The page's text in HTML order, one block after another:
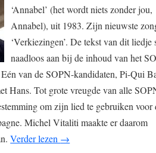
‘Annabel’ (het wordt niets zonder jou,
Annabel), uit 1983. Zijn nieuwste
‘Verkiezingen’. De tekst van dit liedje
naadloos aan bij de inhoud van het
van de SOPN-kandidaten, Pi-Qui
Hans. Tot grote vreugde van alle
om zijn lied te gebruiken voor
Michel Vitaliti maakte er daarom
Verder lezen →